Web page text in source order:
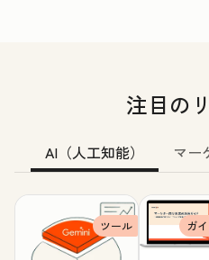
注目の
AI（人工知能） マー
ツール ガ